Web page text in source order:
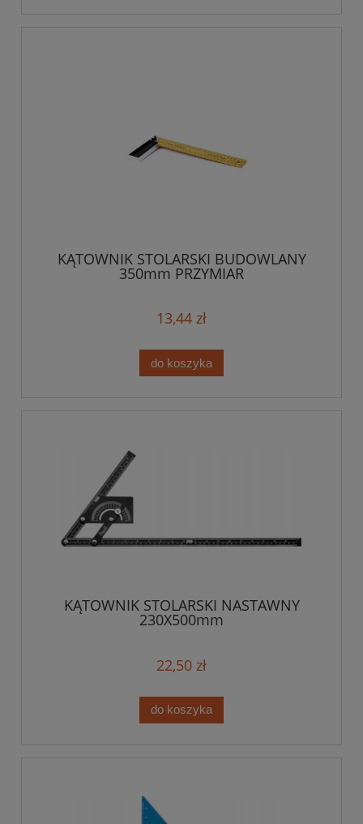
KĄTOWNIK STOLARSKI BUDOWLANY
350mm PRZYMIAR
13,44 zł
do koszyka
KĄTOWNIK STOLARSKI NASTAWNY
230X500mm
22,50 zł
do koszyka